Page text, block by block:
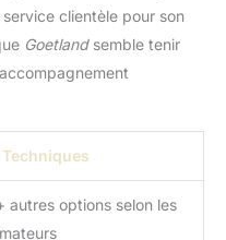
clientèle pour son
Goetlandsemble tenir
autres options selon les